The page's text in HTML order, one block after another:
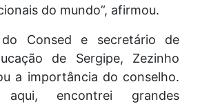
do mundo”, afirmou.
Consed e secretário de
de Sergipe, Zezinho
a importância do conselho.
encontrei grandes